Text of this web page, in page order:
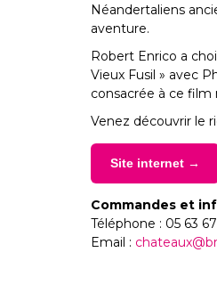
Néandertaliens
aventure.
Robert Enrico a
Vieux Fusil » avec
consacrée à ce film
Venez découvrir le
Site internet →
Commandes et
Téléphone : 05 63
Email :